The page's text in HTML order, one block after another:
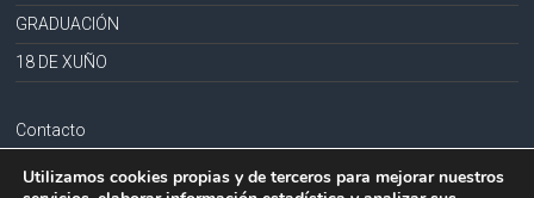
GRADUACIÓN
18 DE XUÑO
Contacto
Aviso legal
Utilizamos cookies propias y de terceros para mejorar nuestros